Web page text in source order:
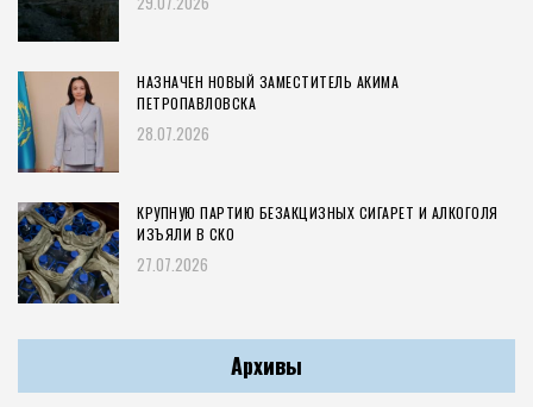
НАЗНАЧЕН НОВЫЙ ЗАМЕСТИТЕЛЬ АКИМА
ПЕТРОПАВЛОВСКА
28.07.2026
КРУПНУЮ ПАРТИЮ БЕЗАКЦИЗНЫХ СИГАРЕТ И АЛКОГОЛЯ
ИЗЪЯЛИ В СКО
27.07.2026
Архивы